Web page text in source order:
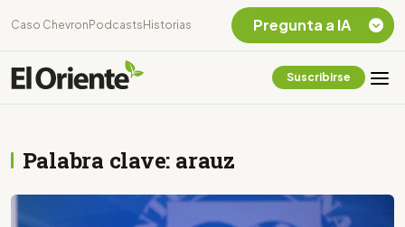
Caso Chevron Podcasts Historias
Suscribirse
Palabra clave: arauz
Pregunta a IA
Amazonia Ecuatoriana
¿En que consiste la